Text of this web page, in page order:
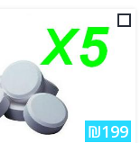
₪199